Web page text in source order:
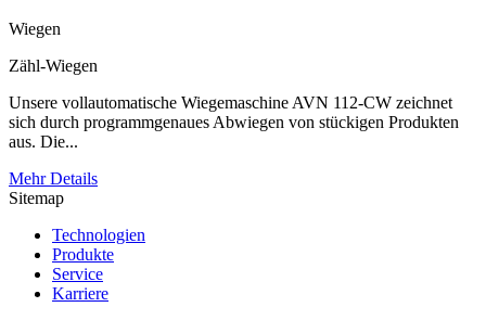
Wiegen
Zähl-Wiegen
Unsere vollautomatische Wiegemaschine AVN 112-CW zeichnet
sich durch programmgenaues Abwiegen von stückigen Produkten
aus. Die...
Mehr Details
Sitemap
Technologien
Produkte
Service
Karriere